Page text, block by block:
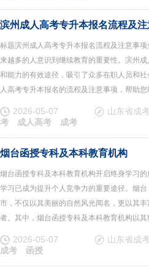
滨州成人高考专升本报名流程及
标题滨州成人高考专升本报名流程及注意事
来越多的人意识到继续教育的重要性。滨州
和能力的有效途径，吸引了众多在职人员和
人高考专升本报名的流程及注意事项，帮助
2026-05-07 山东省成
考
成人高考 成考
烟台函授专科及本科教育机构
烟台函授专科及本科教育机构开启终身学习
学习已成为提升个人竞争力的重要途径。烟
市，不仅以其美丽的自然风光闻名，更以其
者。其中，烟台函授专科及本科教育机构以
2026-05-07 山东省成
成考
函授